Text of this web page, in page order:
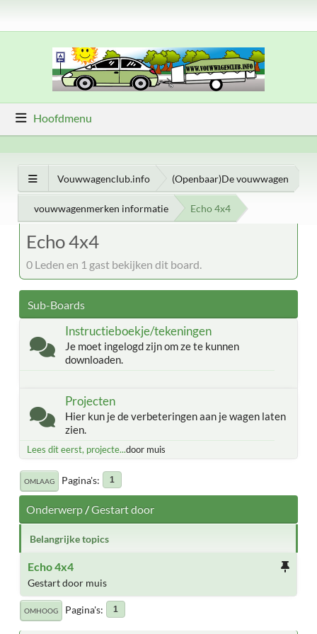
Hoofdmenu
Vouwwagenclub.info (Openbaar)De vouwwagen
vouwwagenmerken informatie Echo 4x4
Echo 4x4
0 Leden en 1 gast bekijken dit board.
Sub-Boards
Instructieboekje/tekeningen
Je moet ingelogd zijn om ze te kunnen
downloaden.
Projecten
Hier kun je de verbeteringen aan je wagen laten
zien.
Lees dit eerst, projecte...door muis
OMLAAG Pagina's 1
Onderwerp/Gestart door
Belangrijke topics
Echo 4x4
Gestart door muis
OMHOOG Pagina's 1